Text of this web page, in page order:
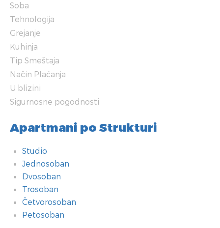
Soba
Tehnologija
Grejanje
Kuhinja
Tip Smeštaja
Način Plaćanja
U blizini
Sigurnosne pogodnosti
Apartmani po Strukturi
Studio
Jednosoban
Dvosoban
Trosoban
Četvorosoban
Petosoban